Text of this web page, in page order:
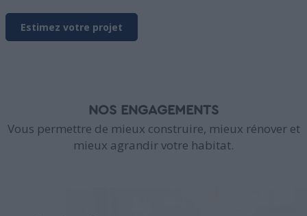
Estimez votre projet
NOS ENGAGEMENTS
Vous permettre de mieux construire, mieux rénover et
mieux agrandir votre habitat.